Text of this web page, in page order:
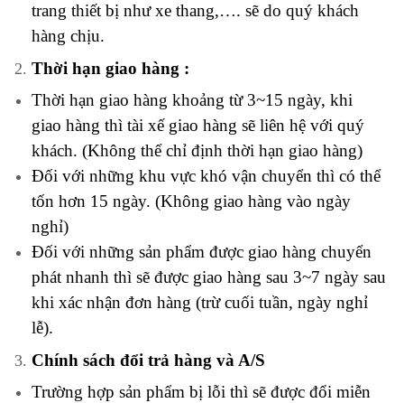
trang thiết bị như xe thang,…. sẽ do quý khách
hàng chịu.
Thời hạn giao hàng :
Thời hạn giao hàng khoảng từ 3~15 ngày, khi
giao hàng thì tài xế giao hàng sẽ liên hệ với quý
khách. (Không thể chỉ định thời hạn giao hàng)
Đối với những khu vực khó vận chuyển thì có thể
tốn hơn 15 ngày. (Không giao hàng vào ngày
nghỉ)
Đối với những sản phẩm được giao hàng chuyển
phát nhanh thì sẽ được giao hàng sau 3~7 ngày sau
khi xác nhận đơn hàng (trừ cuối tuần, ngày nghỉ
lễ).
Chính sách đổi trả hàng và A/S
Trường hợp sản phẩm bị lỗi thì sẽ được đổi miễn